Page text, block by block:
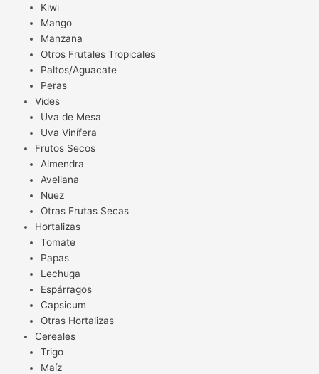
Kiwi
Mango
Manzana
Otros Frutales Tropicales
Paltos/Aguacate
Peras
Vides
Uva de Mesa
Uva Vinífera
Frutos Secos
Almendra
Avellana
Nuez
Otras Frutas Secas
Hortalizas
Tomate
Papas
Lechuga
Espárragos
Capsicum
Otras Hortalizas
Cereales
Trigo
Maíz